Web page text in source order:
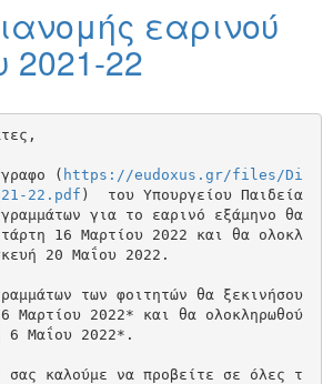
εαρινού
2021-22
( https://eudoxus.gr/files/Di
22.pdf )  του Υπουργείου Παιδεία
για το εαρινό εξάμηνο θα
16 Μαρτίου 2022 και θα ολοκλ
20 Μαΐου 2022.
των φοιτητών θα ξεκινήσου
Μαρτίου 2022* και θα ολοκληρωθού
6 Μαΐου 2022*.
σας καλούμε να προβείτε σε όλες τ